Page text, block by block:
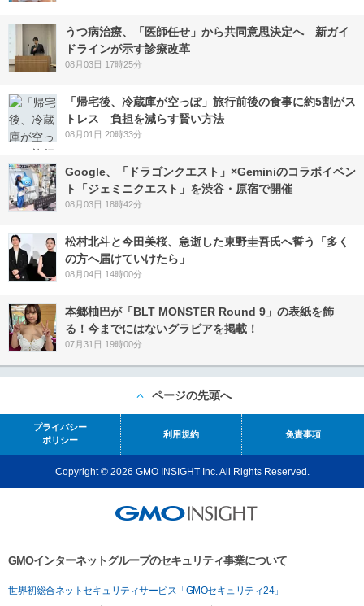
うつ病治療、「医師任せ」から共同意思決定へ 新ガイ
ドラインが示す診療改革
08月03日 17時25分
「帰宅後、冷蔵庫が空っぽ」旅行前後の食事に約5割がス
トレス 負担を減らす賢い方法
08月01日 20時33分
Google、「ドラゴンクエスト」×Geminiのコラボイベン
ト「ジェミニクエスト」を渋谷・原宿で開催
08月03日 18時42分
松村北斗と今田美桜、急逝した東野圭吾氏へ誓う「多く
の方へ届けていけたら」
08月04日 14時00分
本郷柚巴が「BLT MONSTER Round 9」の表紙を飾
る！今までにはないグラビアを掲載！
07月31日 19時00分
ページの先頭へ
プライバシー
ポリシー
利用規約 免責事項
Copyright © 2026 GMO INSIGHT Inc. All Rights Reserved.
GMOインターネットグループのセキュリティ事業について
世界初総合ネットセキュリティサービス「GMOセキュリティ24」